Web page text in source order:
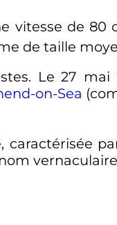
vitesse de 80
de taille
Le 27 mai
on-Sea
, caractérisée